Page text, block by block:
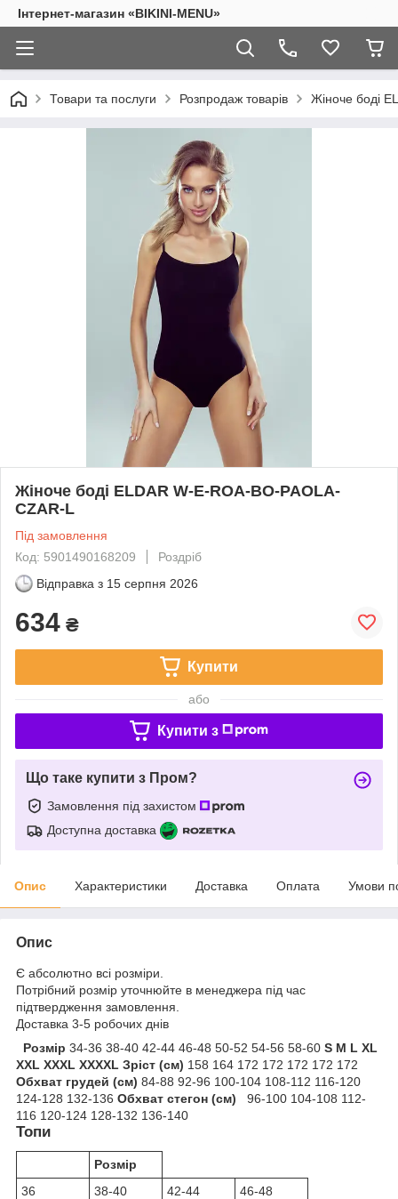
Інтернет-магазин «BIKINI-MENU»
Товари та послуги Розпродаж товарів Жіноче боді
Жіноче боді ELDAR W-E-ROA-BO-PAOLA-
CZAR-L
Під замовлення
Код: 5901490168209
Роздріб
Відправка з 15 серпня 2026
634 ₴
Купити
або
Купити з
Що таке купити з Пром?
Замовлення під захистом
Доступна доставка
Опис Характеристики Доставка Оплата Умови
Опис
Є абсолютно всі розміри.
Потрібний розмір уточнюйте в менеджера під час
підтвердження замовлення.
Доставка 3-5 робочих днів
Розмір 34-36 38-40 42-44 46-48 50-52 54-56 58-60 S M L XL
XXL XXXL XXXXL Зріст (см) 158 164 172 172 172 172 172
Обхват грудей (см) 84-88 92-96 100-104 108-112 116-120
124-128 132-136 Обхват стегон (см) 96-100 104-108 112-
116 120-124 128-132 136-140
Топи
Розмір
36
38-40 42-44
46-48